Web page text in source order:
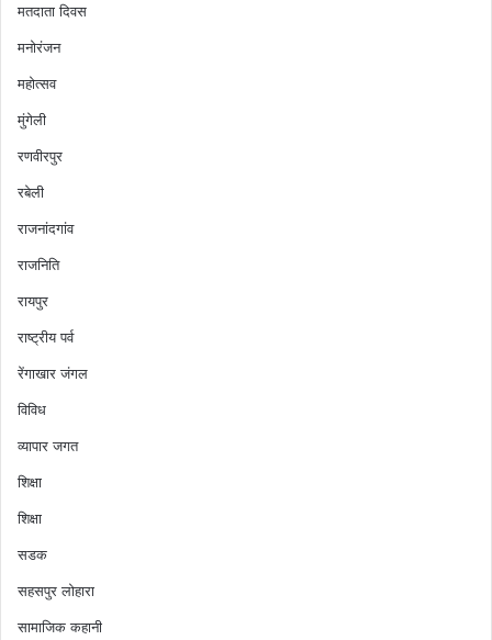
मतदाता दिवस
मनोरंजन
महोत्सव
मुंगेली
रणवीरपुर
रबेली
राजनांदगांव
राजनिति
रायपुर
राष्ट्रीय पर्व
रेंगाखार जंगल
विविध
व्यापार जगत
शिक्षा
शिक्षा
सडक
सहसपुर लोहारा
सामाजिक कहानी